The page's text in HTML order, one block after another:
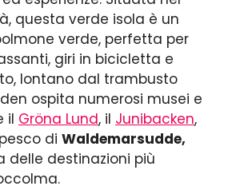
questa verde isola è un
verde, perfetta per
giri in bicicletta e
lontano dal trambusto
ospita numerosi musei e
il Gröna Lund, il Junibacken,
di Waldemarsudde,
delle destinazioni più